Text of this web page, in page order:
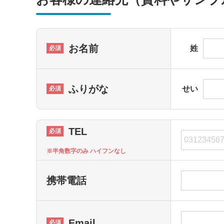
お名前 姓
ふりがな せい
TEL
※半角数字のみ ハイフンなし
携帯電話